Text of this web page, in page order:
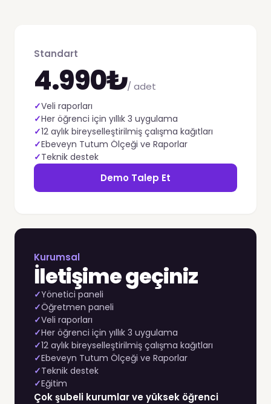
Standart
4.990₺/ adet
✓Veli raporları
✓Her öğrenci için yıllık 3 uygulama
✓12 aylık bireyselleştirilmiş çalışma kağıtları
✓Ebeveyn Tutum Ölçeği ve Raporlar
✓Teknik destek
Demo Talep Et
Kurumsal
İletişime geçiniz
✓Yönetici paneli
✓Öğretmen paneli
✓Veli raporları
✓Her öğrenci için yıllık 3 uygulama
✓12 aylık bireyselleştirilmiş çalışma kağıtları
✓Ebeveyn Tutum Ölçeği ve Raporlar
✓Teknik destek
✓Eğitim
Çok şubeli kurumlar ve yüksek öğrenci